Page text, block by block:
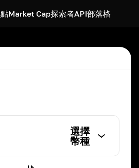
點Market Cap探索者API部落格
選擇
幣種